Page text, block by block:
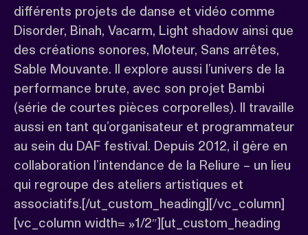
différents projets de danse et vidéo comme
Disorder, Binah, Vacarm, Light shadow ainsi que
des créations sonores, Moteur, Sans arrêtes,
Sable Mouvante. Il explore aussi l’univers de la
performance brute, avec son projet Bambi
(série de courtes pièces corporelles). Il travaille
aussi en tant qu’organisateur et programmateur
au sein du DAF festival. Depuis 2012, il gère en
collaboration l’intendance de la Reliure – un lieu
qui regroupe des ateliers artistiques et
associatifs.[/ut_custom_heading][/vc_column]
[vc_column width= »1/2″][ut_custom_heading